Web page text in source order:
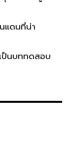
แดนที่น่า
ป็นบททดสอบ